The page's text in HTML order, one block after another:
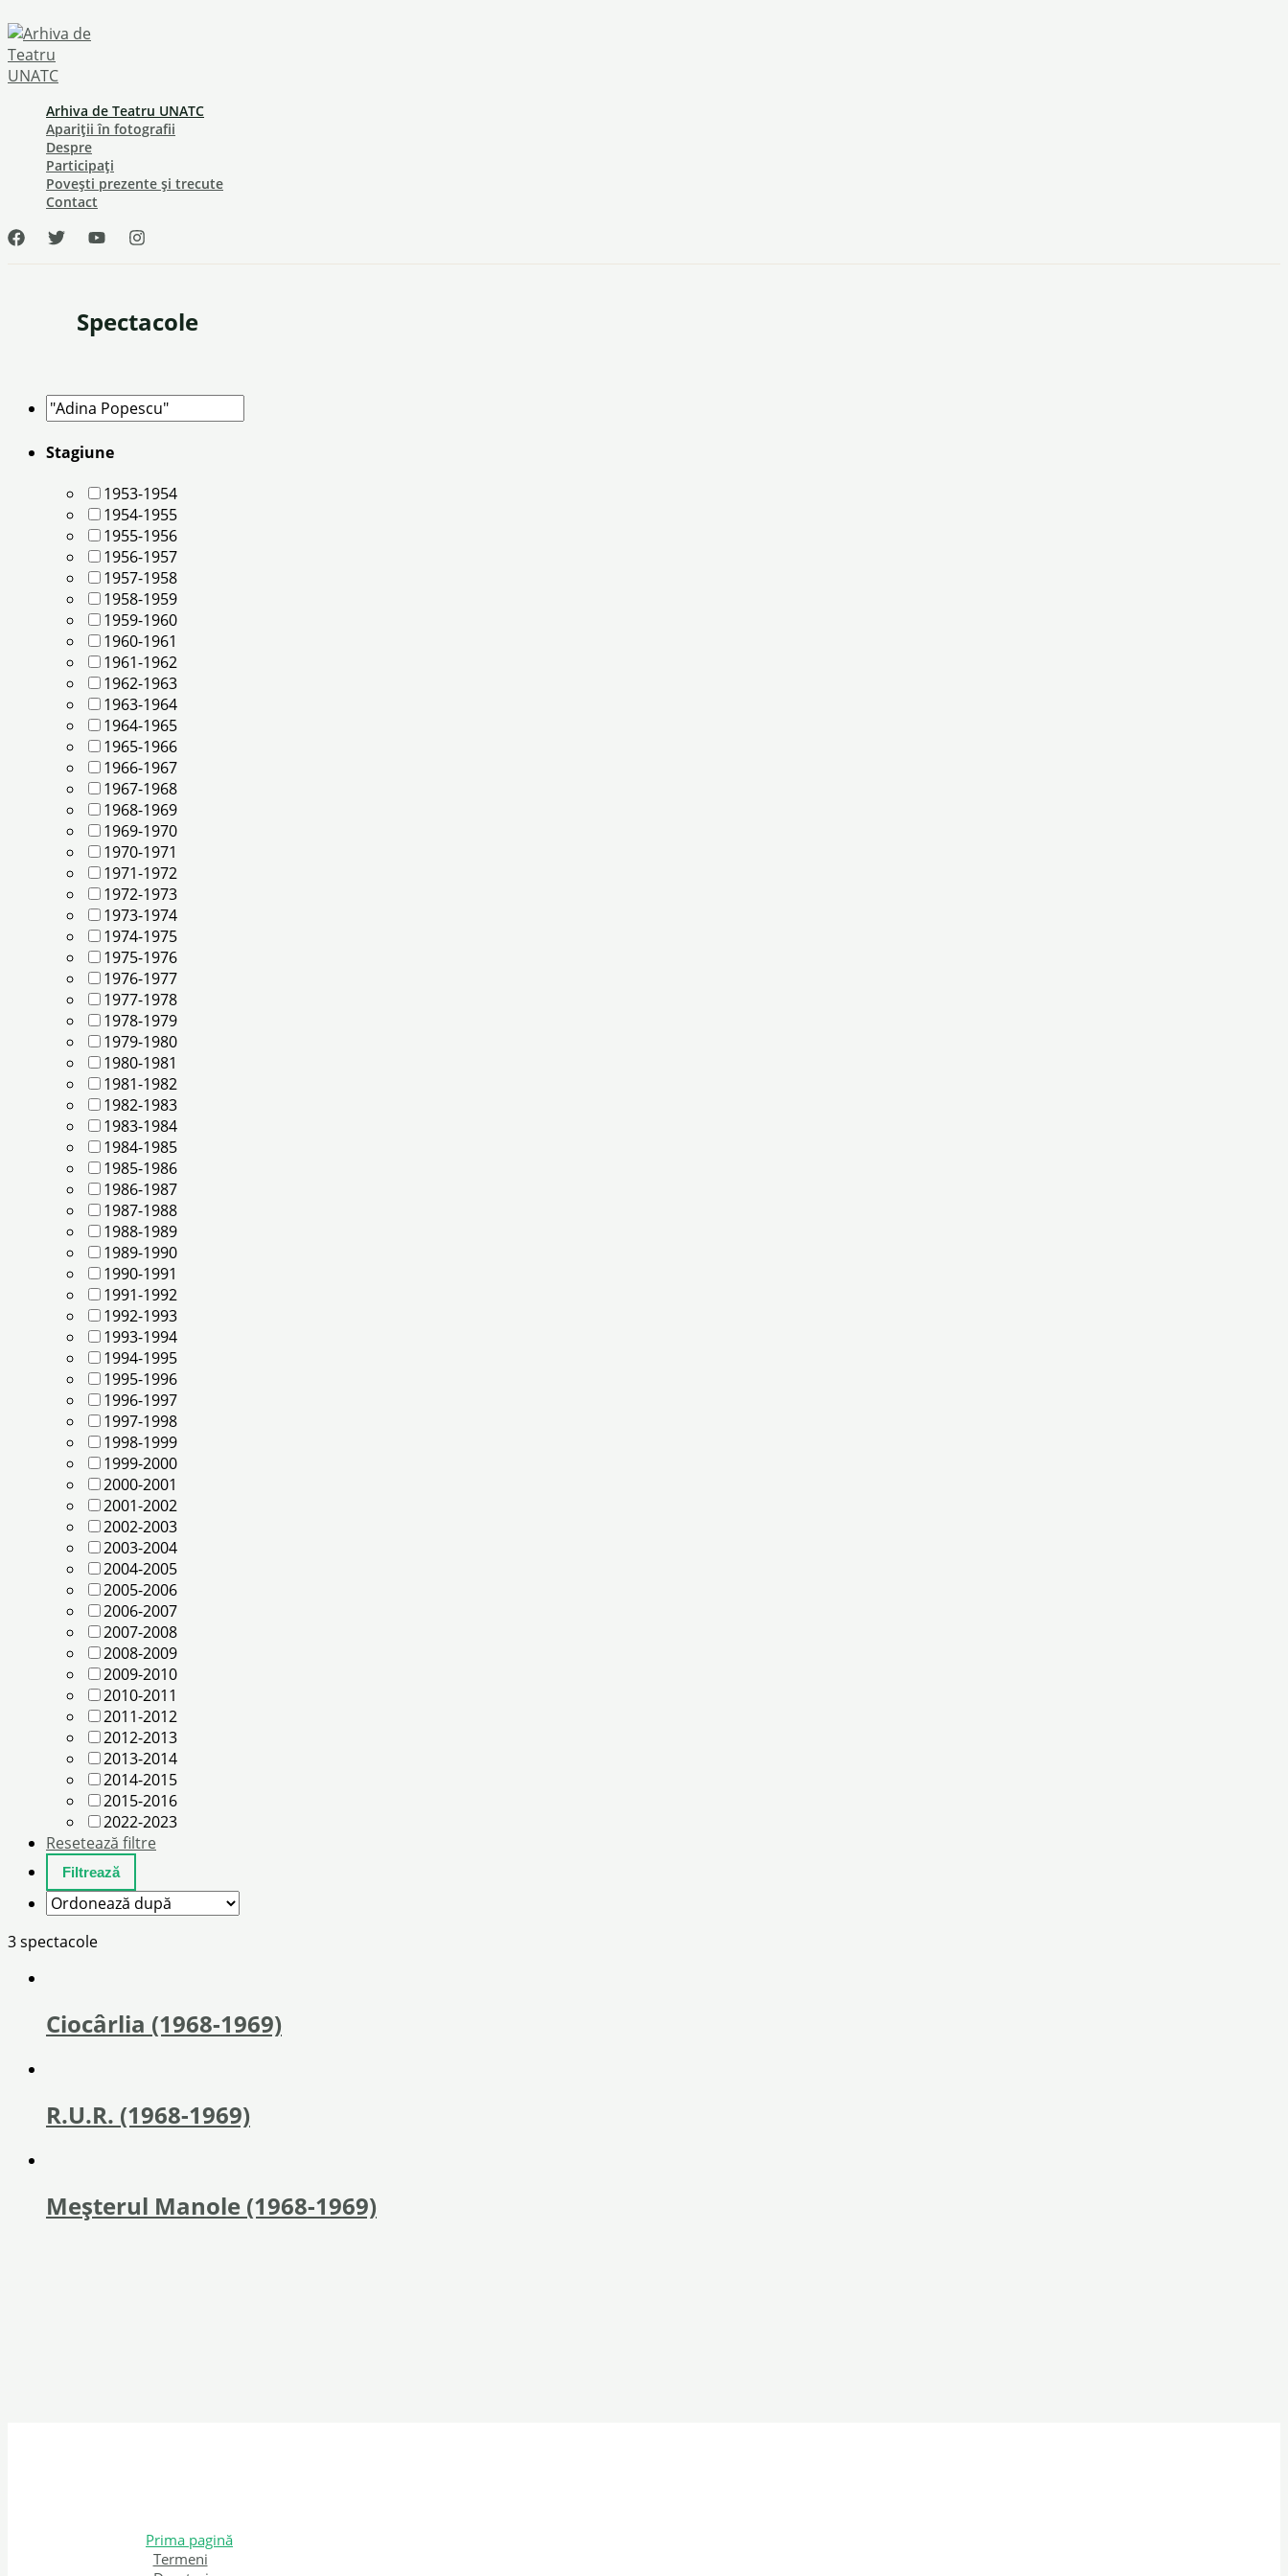
to
content
Arhiva de Teatru UNATC
Apariții în fotografii
Despre
Participați
Povești prezente și trecute
Contact
Spectacole
Stagiune
1953-1954
1954-1955
1955-1956
1956-1957
1957-1958
1958-1959
1959-1960
1960-1961
1961-1962
1962-1963
1963-1964
1964-1965
1965-1966
1966-1967
1967-1968
1968-1969
1969-1970
1970-1971
1971-1972
1972-1973
1973-1974
1974-1975
1975-1976
1976-1977
1977-1978
1978-1979
1979-1980
1980-1981
1981-1982
1982-1983
1983-1984
1984-1985
1985-1986
1986-1987
1987-1988
1988-1989
1989-1990
1990-1991
1991-1992
1992-1993
1993-1994
1994-1995
1995-1996
1996-1997
1997-1998
1998-1999
1999-2000
2000-2001
2001-2002
2002-2003
2003-2004
2004-2005
2005-2006
2006-2007
2007-2008
2008-2009
2009-2010
2010-2011
2011-2012
2012-2013
2013-2014
2014-2015
2015-2016
2022-2023
Resetează filtre
3 spectacole
Ciocârlia (1968-1969)
R.U.R. (1968-1969)
Meşterul Manole (1968-1969)
Prima pagină
Termeni